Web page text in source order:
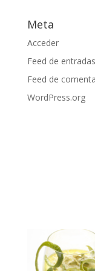
Meta
Acceder
Feed de entradas
Feed de
WordPress.org